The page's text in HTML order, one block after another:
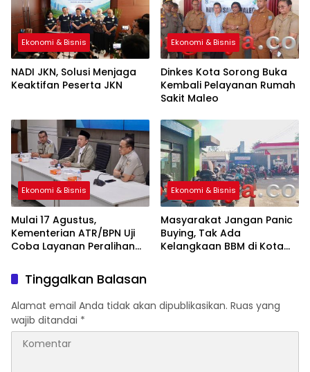
Ekonomi & Bisnis
NADI JKN, Solusi Menjaga
Keaktifan Peserta JKN
Ekonomi & Bisnis
Dinkes Kota Sorong Buka
Kembali Pelayanan Rumah
Sakit Maleo
Ekonomi & Bisnis
Mulai 17 Agustus,
Kementerian ATR/BPN Uji
Coba Layanan Peralihan
Ekonomi & Bisnis
Masyarakat Jangan Panic
Buying, Tak Ada
Kelangkaan BBM di Kota
Tinggalkan Balasan
Alamat email Anda tidak akan dipublikasikan. Ruas yang
wajib ditandai *